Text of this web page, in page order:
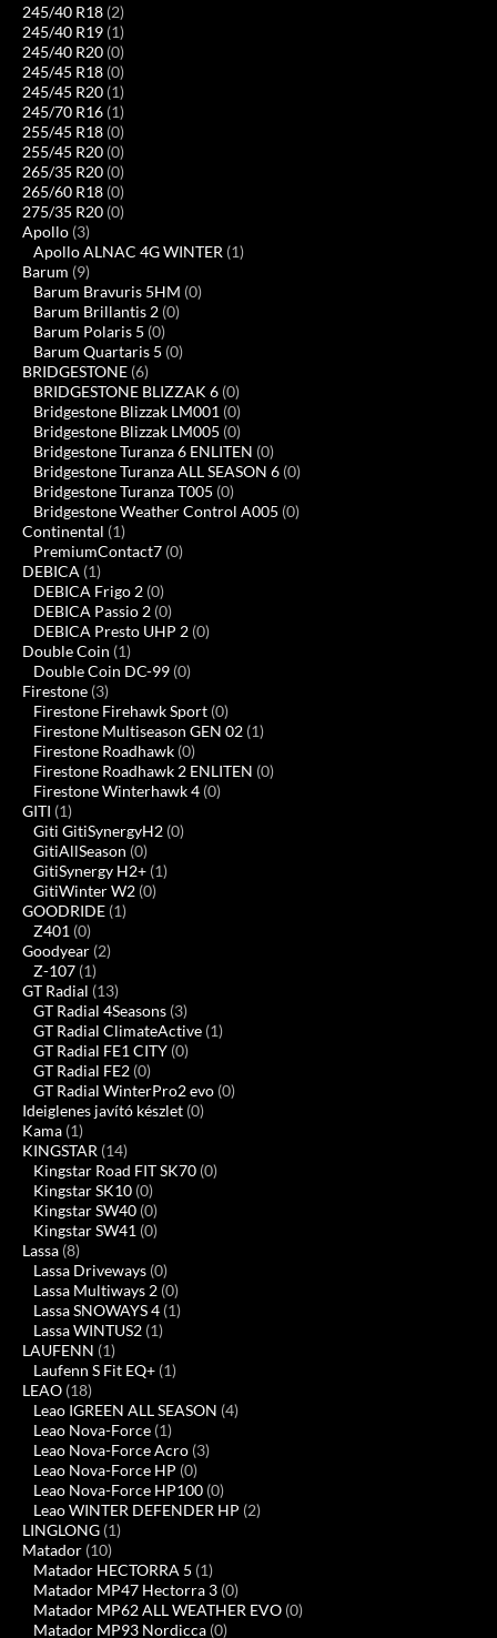
245/40 R18 (2)
245/40 R19 (1)
245/40 R20 (0)
245/45 R18 (0)
245/45 R20 (1)
245/70 R16 (1)
255/45 R18 (0)
255/45 R20 (0)
265/35 R20 (0)
265/60 R18 (0)
275/35 R20 (0)
Apollo (3)
Apollo ALNAC 4G WINTER (1)
Barum (9)
Barum Bravuris 5HM (0)
Barum Brillantis 2 (0)
Barum Polaris 5 (0)
Barum Quartaris 5 (0)
BRIDGESTONE (6)
BRIDGESTONE BLIZZAK 6 (0)
Bridgestone Blizzak LM001 (0)
Bridgestone Blizzak LM005 (0)
Bridgestone Turanza 6 ENLITEN (0)
Bridgestone Turanza ALL SEASON 6 (0)
Bridgestone Turanza T005 (0)
Bridgestone Weather Control A005 (0)
Continental (1)
PremiumContact7 (0)
DEBICA (1)
DEBICA Frigo 2 (0)
DEBICA Passio 2 (0)
DEBICA Presto UHP 2 (0)
Double Coin (1)
Double Coin DC-99 (0)
Firestone (3)
Firestone Firehawk Sport (0)
Firestone Multiseason GEN 02 (1)
Firestone Roadhawk (0)
Firestone Roadhawk 2 ENLITEN (0)
Firestone Winterhawk 4 (0)
GITI (1)
Giti GitiSynergyH2 (0)
GitiAllSeason (0)
GitiSynergy H2+ (1)
GitiWinter W2 (0)
GOODRIDE (1)
Z401 (0)
Goodyear (2)
Z-107 (1)
GT Radial (13)
GT Radial 4Seasons (3)
GT Radial ClimateActive (1)
GT Radial FE1 CITY (0)
GT Radial FE2 (0)
GT Radial WinterPro2 evo (0)
Ideiglenes javító készlet (0)
Kama (1)
KINGSTAR (14)
Kingstar Road FIT SK70 (0)
Kingstar SK10 (0)
Kingstar SW40 (0)
Kingstar SW41 (0)
Lassa (8)
Lassa Driveways (0)
Lassa Multiways 2 (0)
Lassa SNOWAYS 4 (1)
Lassa WINTUS2 (1)
LAUFENN (1)
Laufenn S Fit EQ+ (1)
LEAO (18)
Leao IGREEN ALL SEASON (4)
Leao Nova-Force (1)
Leao Nova-Force Acro (3)
Leao Nova-Force HP (0)
Leao Nova-Force HP100 (0)
Leao WINTER DEFENDER HP (2)
LINGLONG (1)
Matador (10)
Matador HECTORRA 5 (1)
Matador MP47 Hectorra 3 (0)
Matador MP62 ALL WEATHER EVO (0)
Matador MP93 Nordicca (0)